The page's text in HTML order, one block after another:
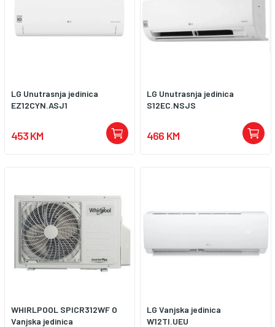
LG Unutrasnja jedinica
EZ12CYN.ASJ1
453 KM
LG Unutrasnja jedinica
S12EC.NSJS
466 KM
WHIRLPOOL SPICR312WF O
Vanjska jedinica
LG Vanjska jedinica
W12TI.UEU